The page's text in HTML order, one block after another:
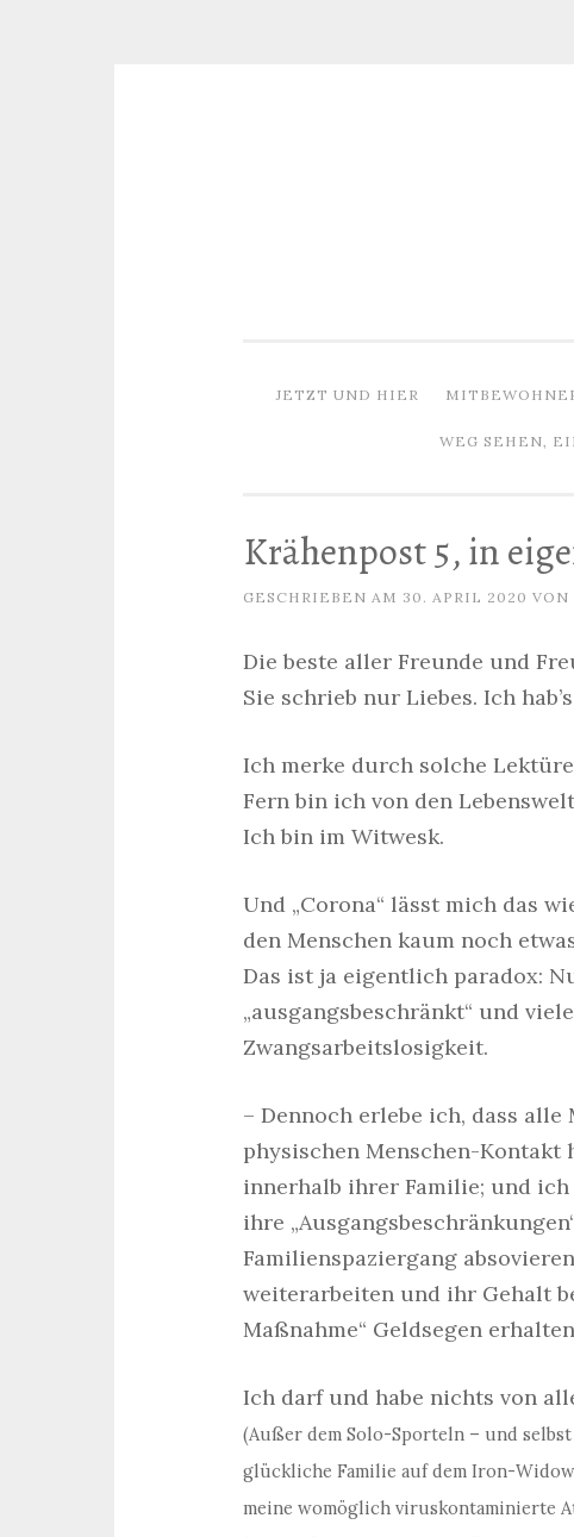
JETZT UND HIER
WEG SEHEN,
Krähenpost 5, in
GESCHRIEBEN AM 30. APRIL 2020 VON
Die beste aller Freunde und
Sie schrieb nur Liebes. Ich
Ich merke durch solche
Fern bin ich von den
Ich bin im Witwesk.
Und „Corona“ lässt mich das
den Menschen kaum noch
Das ist ja eigentlich paradox:
„ausgangsbeschränkt“ und
Zwangsarbeitslosigkeit.
– Dennoch erlebe ich, dass
physischen Menschen-Kontakt
innerhalb ihrer Familie; und ich
ihre
Familienspaziergang
weiterarbeiten und ihr Gehalt
Maßnahme“ Geldsegen
Ich darf und habe nichts von
(Außer dem Solo-Sporteln – und
glückliche Familie auf dem Iron-
meine womöglich viruskontaminierte